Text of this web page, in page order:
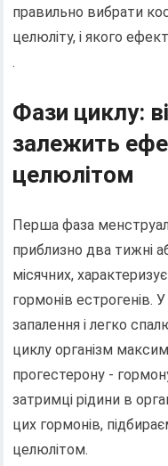
правильно вибрати
целюліту, і якого
.
Фази циклу:
залежить
целюлітом
Перша фаза
приблизно два тижні
місячних,
гормонів естрогенів.
запалення і легко
циклу організм
прогестерону -
затримці рідини в
цих гормонів,
целюлітом.